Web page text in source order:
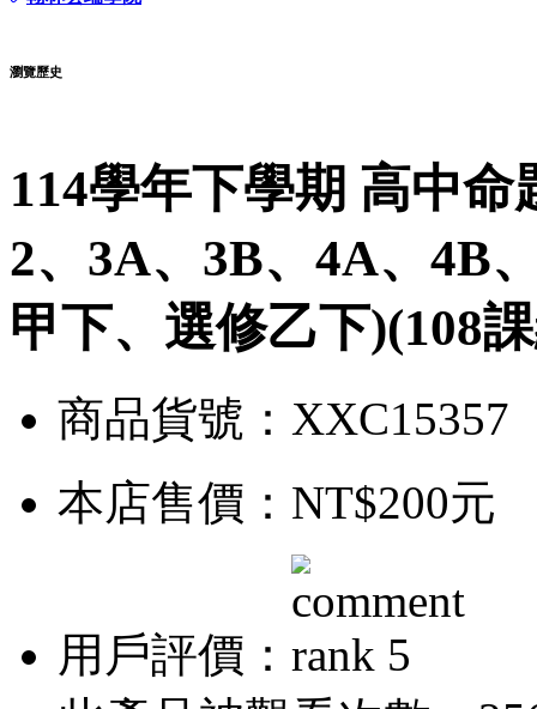
瀏覽歷史
114學年下學期 高中
2、3A、3B、4A、4B
甲下、選修乙下)(108
商品貨號：XXC15357
本店售價： NT$200元
用戶評價：